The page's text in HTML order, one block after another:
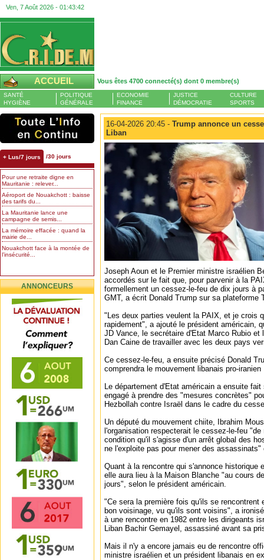
Ven, 7 Août 2026 - 01:43:42
ACCUEIL Vous êtes 4700 connecté(s) dont 0 membre(s)
SANTÉ
HYGIÈNE
POLITIQUE
GÉNÉRALE
ECONOMIE
FINANCE
JUSTICE
DÉMOCRATIE
CULTURE
SPORTS
+ Lus/7 jours /30 jours
Pour une retraite digne en
Mauritanie : relever...
Aéroport de Nouakchott : baisse
des tarifs du...
La Mauritanie lance une
campagne de semis...
La mémoire effacée : quand la
mairie de...
Nouakchott face à la montée de
l’insécurité...
ANNONCEURS
16-04-2026 20:45 - Trump annonce un
Liban
Joseph Aoun et le Premier ministre israélien
accordés sur le fait que, pour parvenir à la
formellement un cessez-le-feu de dix jours à
GMT, a écrit Donald Trump sur sa plateforme
"Les deux parties veulent la PAIX, et je crois
rapidement", a ajouté le président américain,
JD Vance, le secrétaire d'Etat Marco Rubio et
Dan Caine de travailler avec les deux pays
Ce cessez-le-feu, a ensuite précisé Donald
comprendra le mouvement libanais pro-iranien
Le département d'Etat américain a ensuite
engagé à prendre des "mesures concrètes"
Hezbollah contre Israël dans le cadre du
Un député du mouvement chiite, Ibrahim
l'organisation respecterait le cessez-le-feu
condition qu'il s'agisse d'un arrêt global des
ne l'exploite pas pour mener des
Quant à la rencontre qui s'annonce historique
elle aura lieu à la Maison Blanche "au cours
jours", selon le président américain.
"Ce sera la première fois qu'ils se rencontrent
bon voisinage, vu qu'ils sont voisins", a
à une rencontre en 1982 entre les dirigeants
Liban Bachir Gemayel, assassiné avant sa
Mais il n'y a encore jamais eu de rencontre
ministre israélien et un président libanais en